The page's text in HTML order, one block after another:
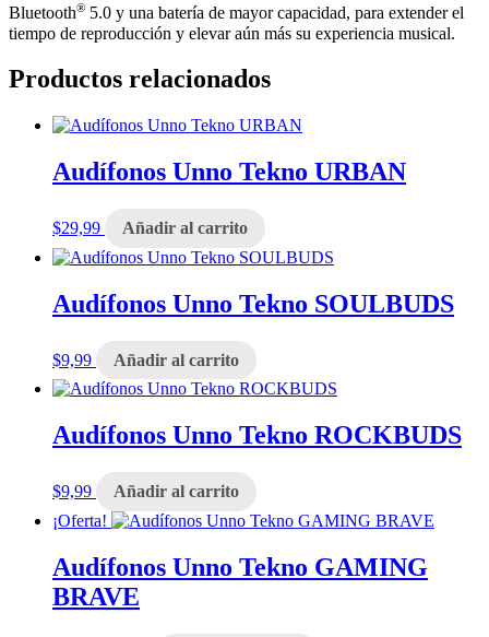
Bluetooth® 5.0 y una batería de mayor capacidad, para extender el
tiempo de reproducción y elevar aún más su experiencia musical.
Productos relacionados
Audífonos Unno Tekno URBAN
$29,99 Añadir al carrito
Audífonos Unno Tekno SOULBUDS
$9,99 Añadir al carrito
Audífonos Unno Tekno ROCKBUDS
$9,99
Añadir al carrito
¡Oferta!
Audífonos Unno Tekno GAMING
BRAVE